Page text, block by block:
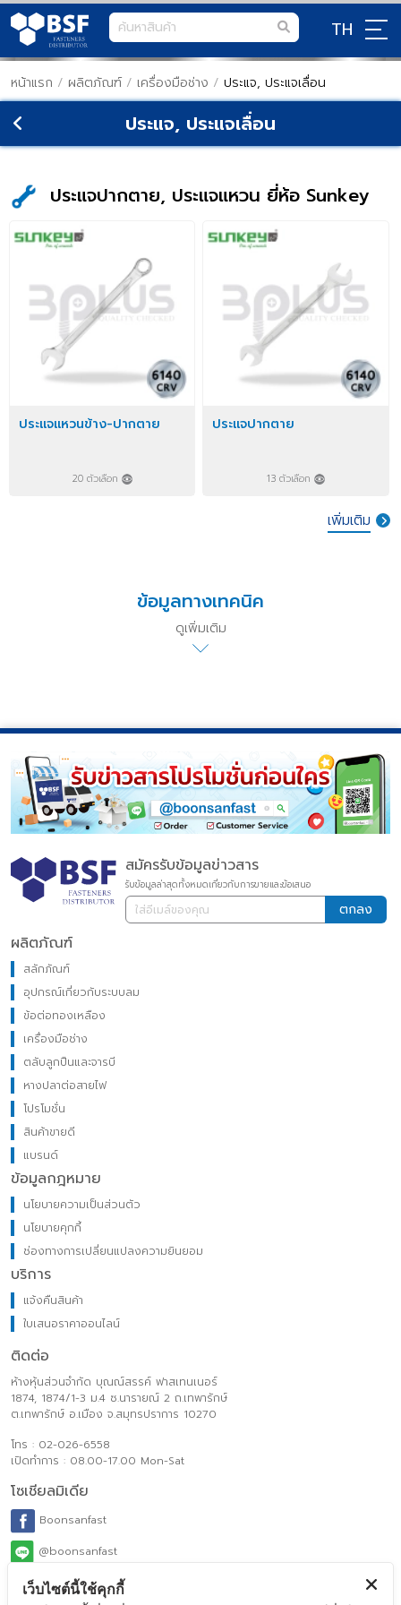
TH
หน้าแรก / ผลิตภัณฑ์ / เครื่องมือช่าง / ประแจ, ประแจเลื่อน
ประแจ, ประแจเลื่อน
ประแจปากตาย, ประแจแหวน ยี่ห้อ Sunkey
ประแจแหวนข้าง-ปากตาย
20 ตัวเลือก
ประแจปากตาย
13 ตัวเลือก
เพิ่มเติม
ข้อมูลทางเทคนิค
ดูเพิ่มเติม
สมัครรับข้อมูลข่าวสาร
รับข้อมูลล่าสุดทั้งหมดเกี่ยวกับการขายและข้อเสนอ
ตกลง
ผลิตภัณฑ์
สลักภัณฑ์
อุปกรณ์เกี่ยวกับระบบลม
ข้อต่อทองเหลือง
เครื่องมือช่าง
ตลับลูกปืนและจารบี
หางปลาต่อสายไฟ
โปรโมชั่น
สินค้าขายดี
แบรนด์
ข้อมูลกฎหมาย
นโยบายความเป็นส่วนตัว
นโยบายคุกกี้
ช่องทางการเปลี่ยนแปลงความยินยอม
บริการ
แจ้งคืนสินค้า
ใบเสนอราคาออนไลน์
ติดต่อ
ห้างหุ้นส่วนจำกัด บุณณ์สรรค์ ฟาสเทนเนอร์
1874, 1874/1-3 ม.4 ซ.นารายณ์ 2 ถ.เทพารักษ์
ต.เทพารักษ์ อ.เมือง จ.สมุทรปราการ 10270
โทร : 02-026-6558
เปิดทำการ : 08.00-17.00 Mon-Sat
โซเชียลมิเดีย
Boonsanfast
@boonsanfast
www.boonsanfasteners.com
เว็บไซต์นี้ใช้คุกกี้